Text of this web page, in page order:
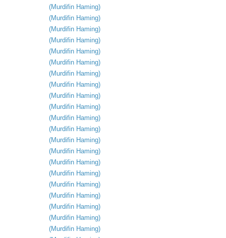
(Murdifin Haming)
(Murdifin Haming)
(Murdifin Haming)
(Murdifin Haming)
(Murdifin Haming)
(Murdifin Haming)
(Murdifin Haming)
(Murdifin Haming)
(Murdifin Haming)
(Murdifin Haming)
(Murdifin Haming)
(Murdifin Haming)
(Murdifin Haming)
(Murdifin Haming)
(Murdifin Haming)
(Murdifin Haming)
(Murdifin Haming)
(Murdifin Haming)
(Murdifin Haming)
(Murdifin Haming)
(Murdifin Haming)